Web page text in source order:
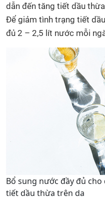
dẫn đến tăng tiết dầu
Để giảm tình trạng tiết
đủ 2 – 2,5 lít nước mỗi
Bổ sung nước đầy đủ
tiết dầu thừa trên da